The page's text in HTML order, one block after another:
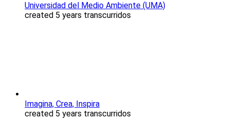
Universidad del Medio Ambiente (UMA)
created 5 years transcurridos
Imagina, Crea, Inspira
created 5 years transcurridos